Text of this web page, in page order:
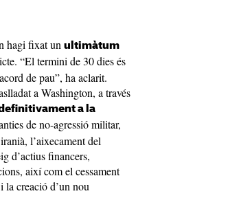
hagi fixat un ultimàtum
“El termini de 30 dies és
de pau”, ha aclarit.
a Washington, a través
a la
de no-agressió militar,
l’aixecament del
d’actius financers,
així com el cessament
creació d’un nou